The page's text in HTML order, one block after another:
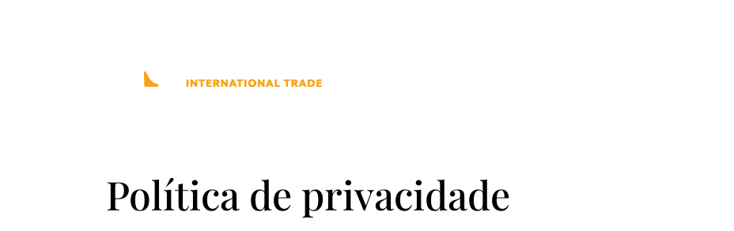
Política de privacidade